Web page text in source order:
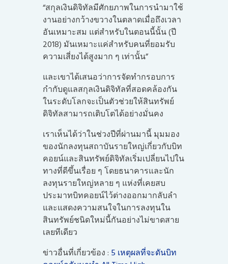
“สกุลเงินดิจิทัลมีศักยภาพในการนำมาใช้
งานอย่างกว้างขวางในตลาดเมื่อถึงเวลา
อันเหมาะสม แต่สำหรับในตอนนี้นั้น (ปี
2018) มันเหมาะแค่สำหรับคนที่ยอมรับ
ความเสี่ยงได้สูงมาก ๆ เท่านั้น”
และเขาได้เสนอว่าการจัดทำกรอบการ
กำกับดูแลสกุลเงินดิจิทัลที่สอดคล้องกัน
ในระดับโลกจะเป็นตัวช่วยให้สินทรัพย์
ดิจิทัลสามารถเติบโตได้อย่างมั่นคง
เราเห็นได้ว่าในช่วงปีที่ผ่านมานี้ มุมมอง
ของนักลงทุนสถาบันรายใหญ่เกี่ยวกับบิท
คอยน์และสินทรัพย์ดิจิทัลเริ่มเปลี่ยนไปใน
ทางที่ดีขึ้นเรื่อย ๆ โดยธนาคารและนัก
ลงทุนรายใหญ่หลาย ๆ แห่งที่เคยสบ
ประมาทบิทคอยน์ไว้ต่างออกมากลับลำ
และแสดงความสนใจในการลงทุนใน
สินทรัพย์ชนิดใหม่นี้กันอย่างไม่ขาดสาย
เลยทีเดียว
ข่าวอื่นที่เกี่ยวข้อง : 5 เหตุผลที่จะดันบิท